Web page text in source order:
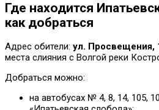
Где находится
как добраться
Адрес обители: ул. Просвещения,
места слияния с Волгой реки
Добраться можно:
на автобусах № 4, 8, 14, 105,